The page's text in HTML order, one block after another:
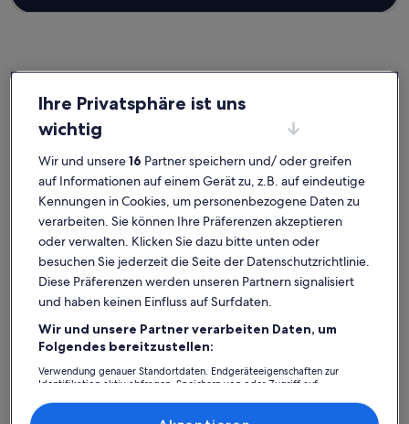
Portugal – beliebte Städte
Distrikt Lissabon
Distrikt Lissabon
Portugal: Entdecke Villen
Weitere Infos zu CASA LIMAO brandneues Haus mitWeitere
Ihre Privatsphäre ist uns
wichtig
Wir und unsere16 Partner speichern und/ oder greifen
auf Informationen auf einem Gerät zu, z.B. auf eindeutige
Kennungen in Cookies, um personenbezogene Daten zu
verarbeiten. Sie können Ihre Präferenzen akzeptieren
oder verwalten. Klicken Sie dazu bitte unten oder
besuchen Sie jederzeit die Seite der Datenschutzrichtlinie.
Diese Präferenzen werden unseren Partnern signalisiert
und haben keinen Einfluss auf Surfdaten.
Wir und unsere Partner verarbeiten Daten, um
Folgendes bereitzustellen:
Verwendung genauer Standortdaten. Endgeräteeigenschaften zur
Identifikation aktiv abfragen. Speichern von oder Zugriff auf
Inhalte, Messung von Werbeleistung und der Performance von Inhalten,